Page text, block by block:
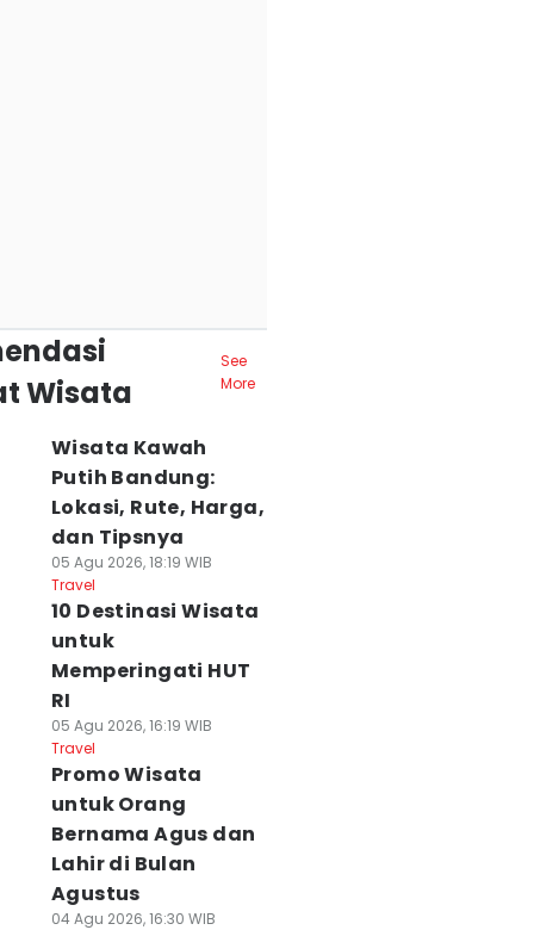
Wisata
See
More
Wisata Kawah
Putih Bandung:
Lokasi, Rute, Harga,
dan Tipsnya
05 Agu 2026, 18:19 WIB
Travel
10 Destinasi Wisata
untuk
Memperingati HUT
RI
05 Agu 2026, 16:19 WIB
Travel
Promo Wisata
untuk Orang
Bernama Agus dan
Lahir di Bulan
Agustus
04 Agu 2026, 16:30 WIB